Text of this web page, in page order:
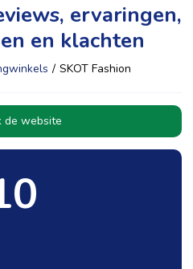
ervaringen,
en klachten
/ SKOT Fashion
de website